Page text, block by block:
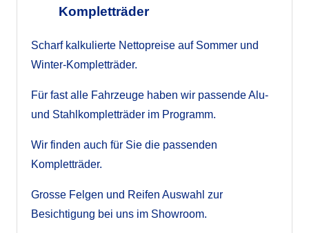
Kompletträder
Scharf kalkulierte Nettopreise auf Sommer und
Winter-Kompletträder.
Für fast alle Fahrzeuge haben wir passende Alu-
und Stahlkompletträder im Programm.
Wir finden auch für Sie die passenden
Kompletträder.
Grosse Felgen und Reifen Auswahl zur
Besichtigung bei uns im Showroom.